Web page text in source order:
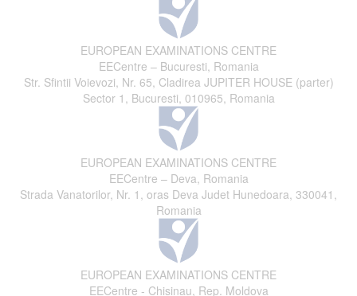
EUROPEAN EXAMINATIONS CENTRE
EECentre – Bucuresti, Romania
Str. Sfintii Voievozi, Nr. 65, Cladirea JUPITER HOUSE (parter)
Sector 1, Bucuresti, 010965, Romania
EUROPEAN EXAMINATIONS CENTRE
EECentre – Deva, Romania
Strada Vanatorilor, Nr. 1, oras Deva Judet Hunedoara, 330041,
Romania
EUROPEAN EXAMINATIONS CENTRE
EECentre - Chisinau, Rep. Moldova